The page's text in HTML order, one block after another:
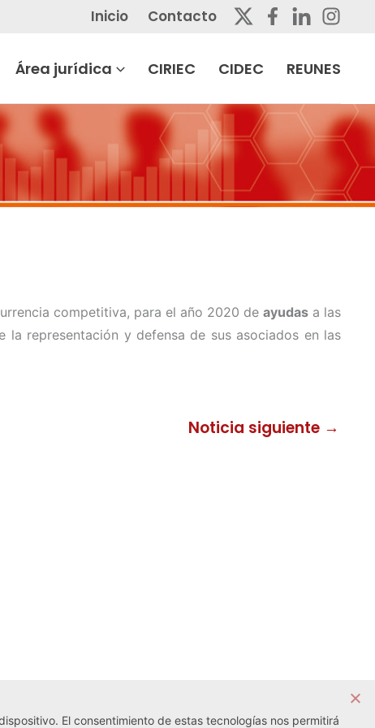
Inicio Contacto
Área jurídica CIRIEC CIDEC REUNES
competitiva, para el año 2020 de ayudasa las
representación y defensa de sus asociados en las
Noticia siguiente →
El consentimiento de estas tecnologías nos permitirá